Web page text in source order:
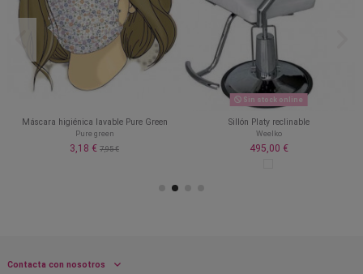
Máscara higiénica lavable Pure Green
Pure green
3,18 € 7,95 €
Sin stock online
Sillón Platy reclinable
Weelko
495,00 €
Contacta con nosotros